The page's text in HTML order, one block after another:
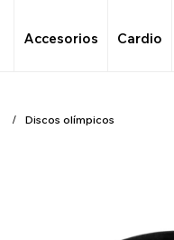
Accesorios Cardio
Discos olímpicos